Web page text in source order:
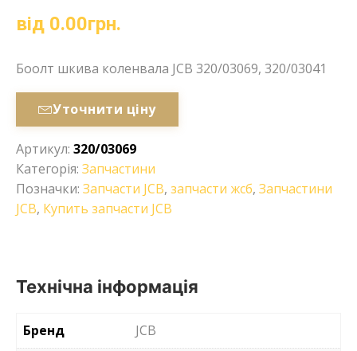
від 0.00грн.
Боолт шкива коленвала JCB 320/03069, 320/03041
Уточнити ціну
Артикул: 320/03069
Категорія: Запчастини
Позначки: Запчасти JCB, запчасти жсб, Запчастини
JCB, Купить запчасти JCB
Технічна інформація
Бренд
JCB